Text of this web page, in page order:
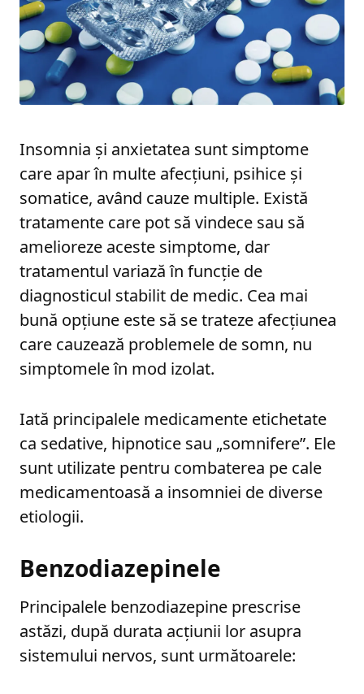
Insomnia și anxietatea sunt simptome
care apar în multe afecțiuni, psihice și
somatice, având cauze multiple. Există
tratamente care pot să vindece sau să
amelioreze aceste simptome, dar
tratamentul variază în funcție de
diagnosticul stabilit de medic. Cea mai
bună opțiune este să se trateze afecțiunea
care cauzează problemele de somn, nu
simptomele în mod izolat.
Iată principalele medicamente etichetate
ca sedative, hipnotice sau „somnifere”. Ele
sunt utilizate pentru combaterea pe cale
medicamentoasă a insomniei de diverse
etiologii.
Benzodiazepinele
Principalele benzodiazepine prescrise
astăzi, după durata acțiunii lor asupra
sistemului nervos, sunt următoarele: